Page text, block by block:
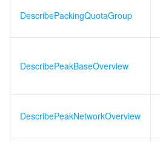
DescribePackingQuotaGroup
DescribePeakBaseOverview
DescribePeakNetworkOverview